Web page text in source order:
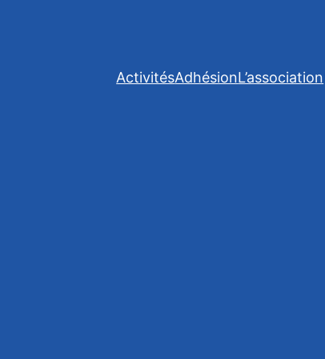
ActivitésAdhésionL’association